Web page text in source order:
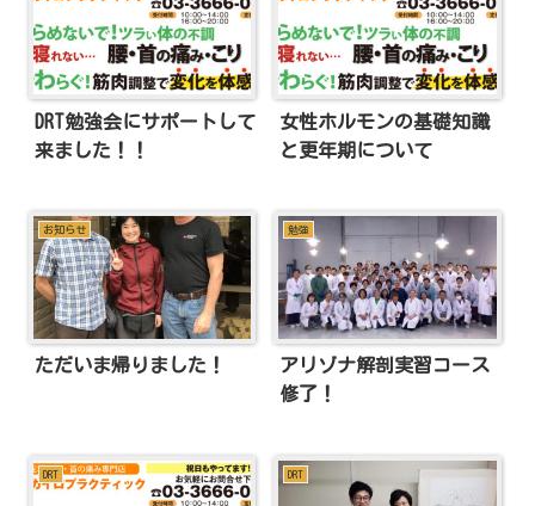
DRT勉強会にサポートして
来ました！！
女性ホルモンの基礎知識
と更年期について
お知らせ
ただいま帰りました！
勉強
アリゾナ解剖実習コース
修了！
DRT DRT